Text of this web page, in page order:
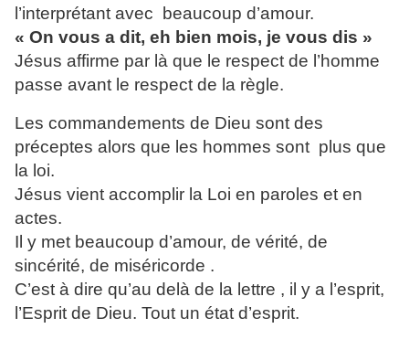
l’interprétant avec beaucoup d’amour.
« On vous a dit, eh bien mois, je vous dis »
Jésus affirme par là que le respect de l’homme
passe avant le respect de la règle.
Les commandements de Dieu sont des
préceptes alors que les hommes sont plus que
la loi.
Jésus vient accomplir la Loi en paroles et en
actes.
Il y met beaucoup d’amour, de vérité, de
sincérité, de miséricorde .
C’est à dire qu’au delà de la lettre , il y a l’esprit,
l’Esprit de Dieu. Tout un état d’esprit.